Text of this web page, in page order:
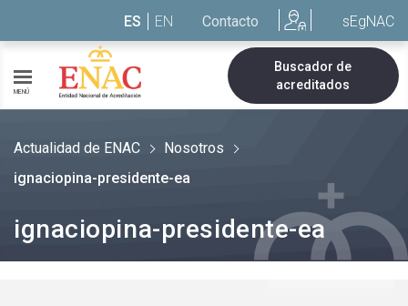
ES EN Contacto sEgNAC
MENÚ
Buscador de
acreditados
Actualidad de ENAC
Nosotros
ignaciopina-presidente-ea
ignaciopina-presidente-ea